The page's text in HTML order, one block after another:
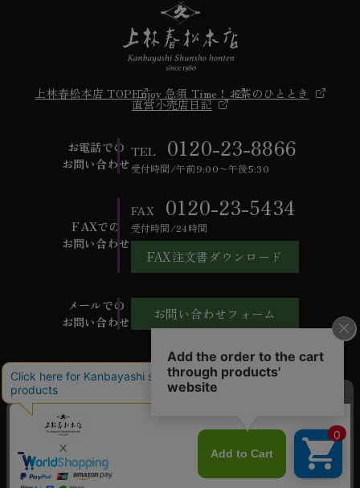
上林春松本店 TOPEnjoy 急須 Time！ お茶のひととき
直営小売店日記
お電話での
お問い合わせ
TEL 0120-23-8866
受付時間/午前9:00〜午後5:30
FAXでの
お問い合わせ
FAX 0120-23-5434
受付時間/24時間
FAX注文書ダウンロード
メールでの
お問い合わせ
お問い合わせフォーム
ご利用ガイドよくあるご質問 お問い合わせ
会社概要
ご利用規約